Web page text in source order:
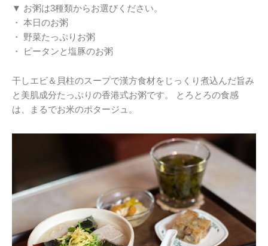
▼ お粥は3種類からお選びください。
・ 本日のお粥
・ 野菜たっぷりお粥
・ ピータンと塩豚のお粥
干しエビ＆貝柱のスープで漢方食材をじっくり煮込んだ旨み
と美肌成分たっぷりの香港式お粥です。 とろとろの食感
は、まるでお米のポタージュ。